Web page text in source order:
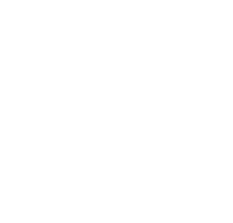
博士課程教育